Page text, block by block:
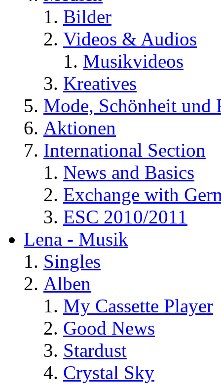
Bilder
Videos & Audios
Musikvideos
Kreatives
Mode, Schönheit und
Aktionen
International Section
News and Basics
Exchange with
ESC 2010/2011
Lena - Musik
Singles
Alben
My Cassette Player
Good News
Stardust
Crystal Sky